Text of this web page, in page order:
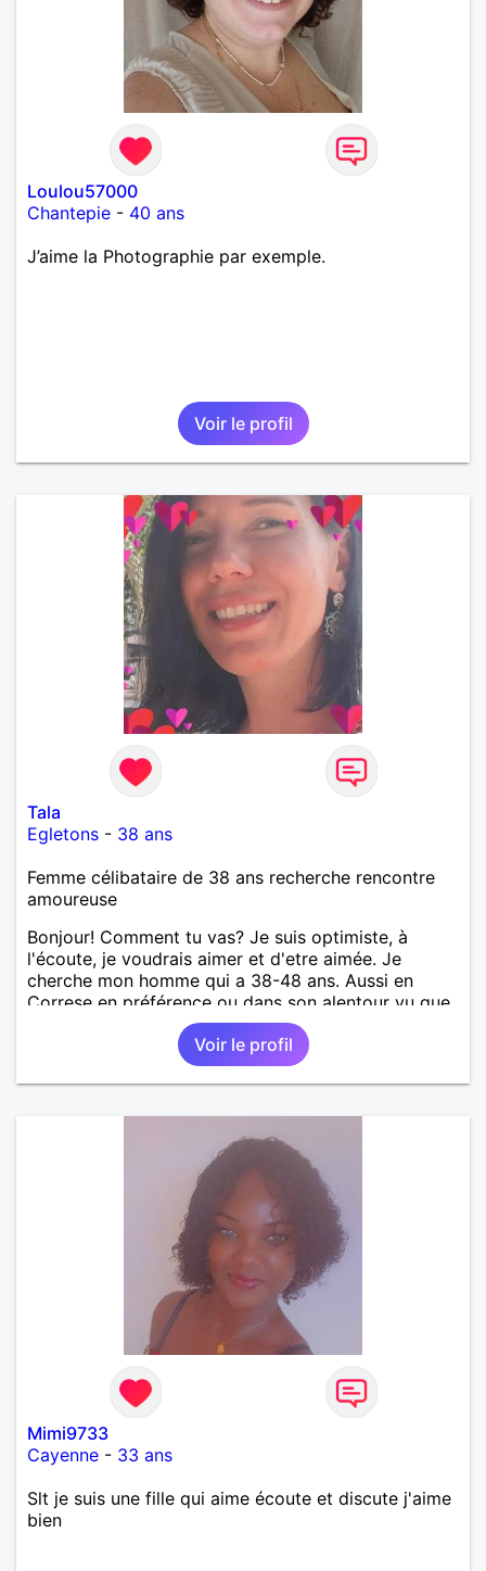
Loulou57000
Chantepie - 40 ans
J’aime la Photographie par exemple.
Voir le profil
Tala
Egletons - 38 ans
Femme célibataire de 38 ans recherche rencontre
amoureuse
Bonjour! Comment tu vas? Je suis optimiste, à
l'écoute, je voudrais aimer et d'etre aimée. Je
cherche mon homme qui a 38-48 ans. Aussi en
Correse en préférence ou dans son alentour vu que
je travaille en CDI et je ne peux pas souvent
voyager loin. Merci. Bon chance à tout le monde.
Voir le profil
Mimi9733
Cayenne - 33 ans
Slt je suis une fille qui aime écoute et discute j'aime
bien